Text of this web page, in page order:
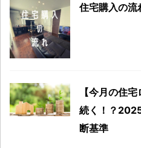
住宅購入の流
【今月の住
続く！？
断基準